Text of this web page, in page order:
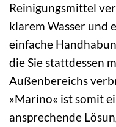
Reinigungsmittel
klarem Wasser und
einfache
die Sie stattdessen
Außenbereichs
»Marino« ist somit
ansprechende